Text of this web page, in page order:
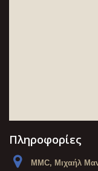
Πληροφορίες
MMC, Μιχαήλ